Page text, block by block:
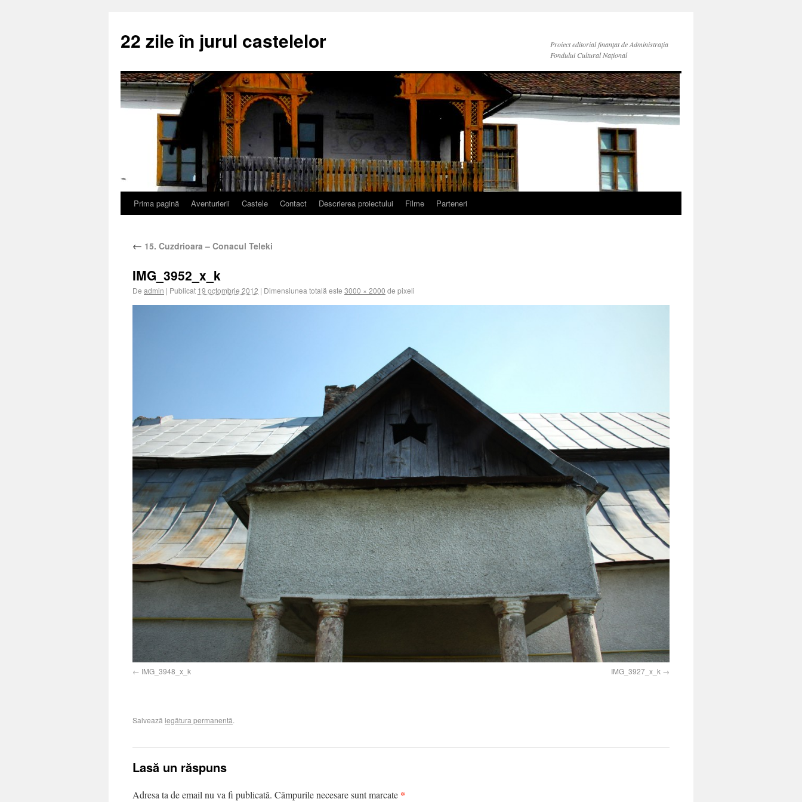
22 zile în jurul castelelor
Proiect editorial finanțat de Administraţia
Fondului Cultural Naţional
Prima pagină Aventurierii Castele Contact Descrierea proiectului Filme Parteneri
← 15. Cuzdrioara – Conacul Teleki
IMG_3952_x_k
De admin | Publicat 19 octombrie 2012 | Dimensiunea totală este 3000 × 2000 de pixeli
IMG_3948_x_k IMG_3927_x_k
Salvează legătura permanentă.
Lasă un răspuns
Adresa ta de email nu va fi publicată. Câmpurile necesare sunt marcate *